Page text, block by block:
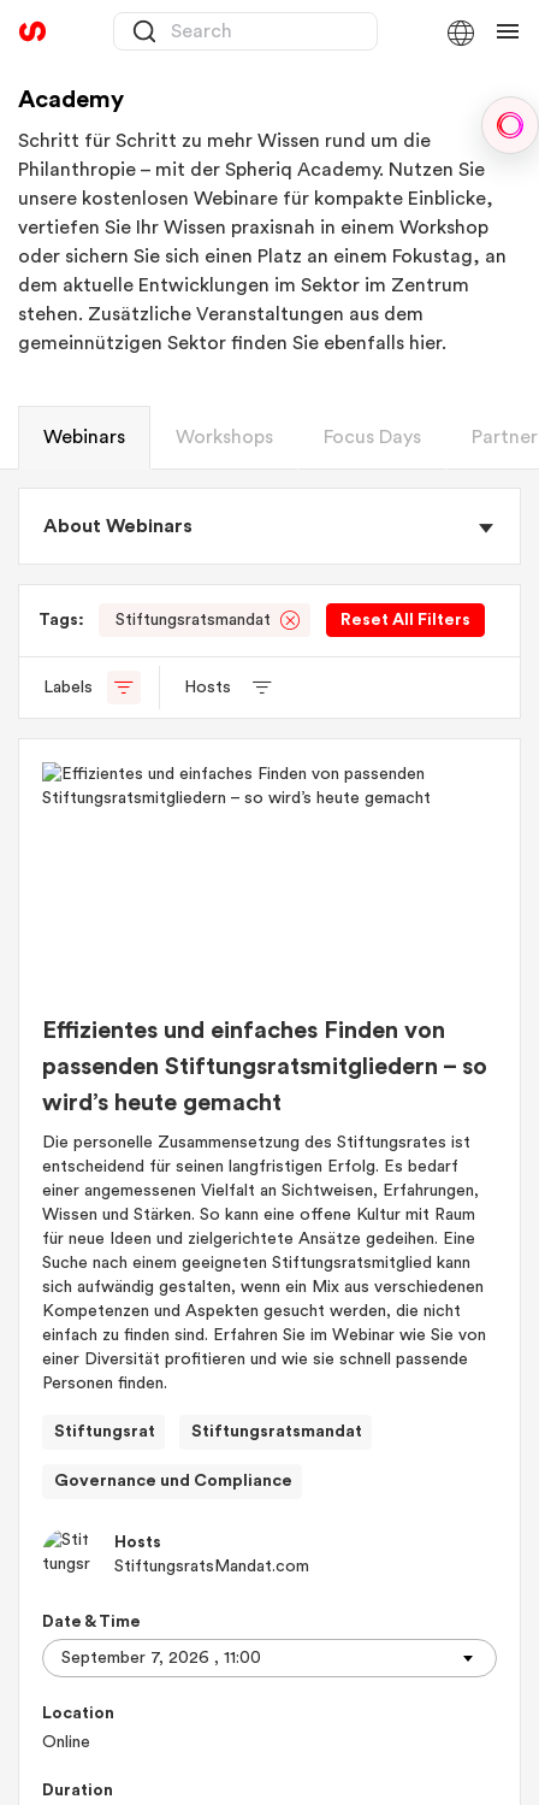
Academy
Schritt für Schritt zu mehr Wissen rund um die
Philanthropie – mit der Spheriq Academy. Nutzen Sie
unsere kostenlosen Webinare für kompakte Einblicke,
vertiefen Sie Ihr Wissen praxisnah in einem Workshop
oder sichern Sie sich einen Platz an einem Fokustag, an
dem aktuelle Entwicklungen im Sektor im Zentrum
stehen. Zusätzliche Veranstaltungen aus dem
gemeinnützigen Sektor finden Sie ebenfalls hier.
Webinars Workshops Focus Days
About Webinars
Tags: Stiftungsratsmandat Reset All Filters
Labels Hosts
Effizientes und einfaches Finden von
passenden Stiftungsratsmitgliedern – so
wird’s heute gemacht
Die personelle Zusammensetzung des Stiftungsrates ist
entscheidend für seinen langfristigen Erfolg. Es bedarf
einer angemessenen Vielfalt an Sichtweisen, Erfahrungen,
Wissen und Stärken. So kann eine offene Kultur mit Raum
für neue Ideen und zielgerichtete Ansätze gedeihen. Eine
Suche nach einem geeigneten Stiftungsratsmitglied kann
sich aufwändig gestalten, wenn ein Mix aus verschiedenen
Kompetenzen und Aspekten gesucht werden, die nicht
einfach zu finden sind. Erfahren Sie im Webinar wie Sie von
einer Diversität profitieren und wie sie schnell passende
Personen finden.
Stiftungsrat Stiftungsratsmandat
Governance und Compliance
Hosts
StiftungsratsMandat.com
Date & Time
Location
Online
Duration